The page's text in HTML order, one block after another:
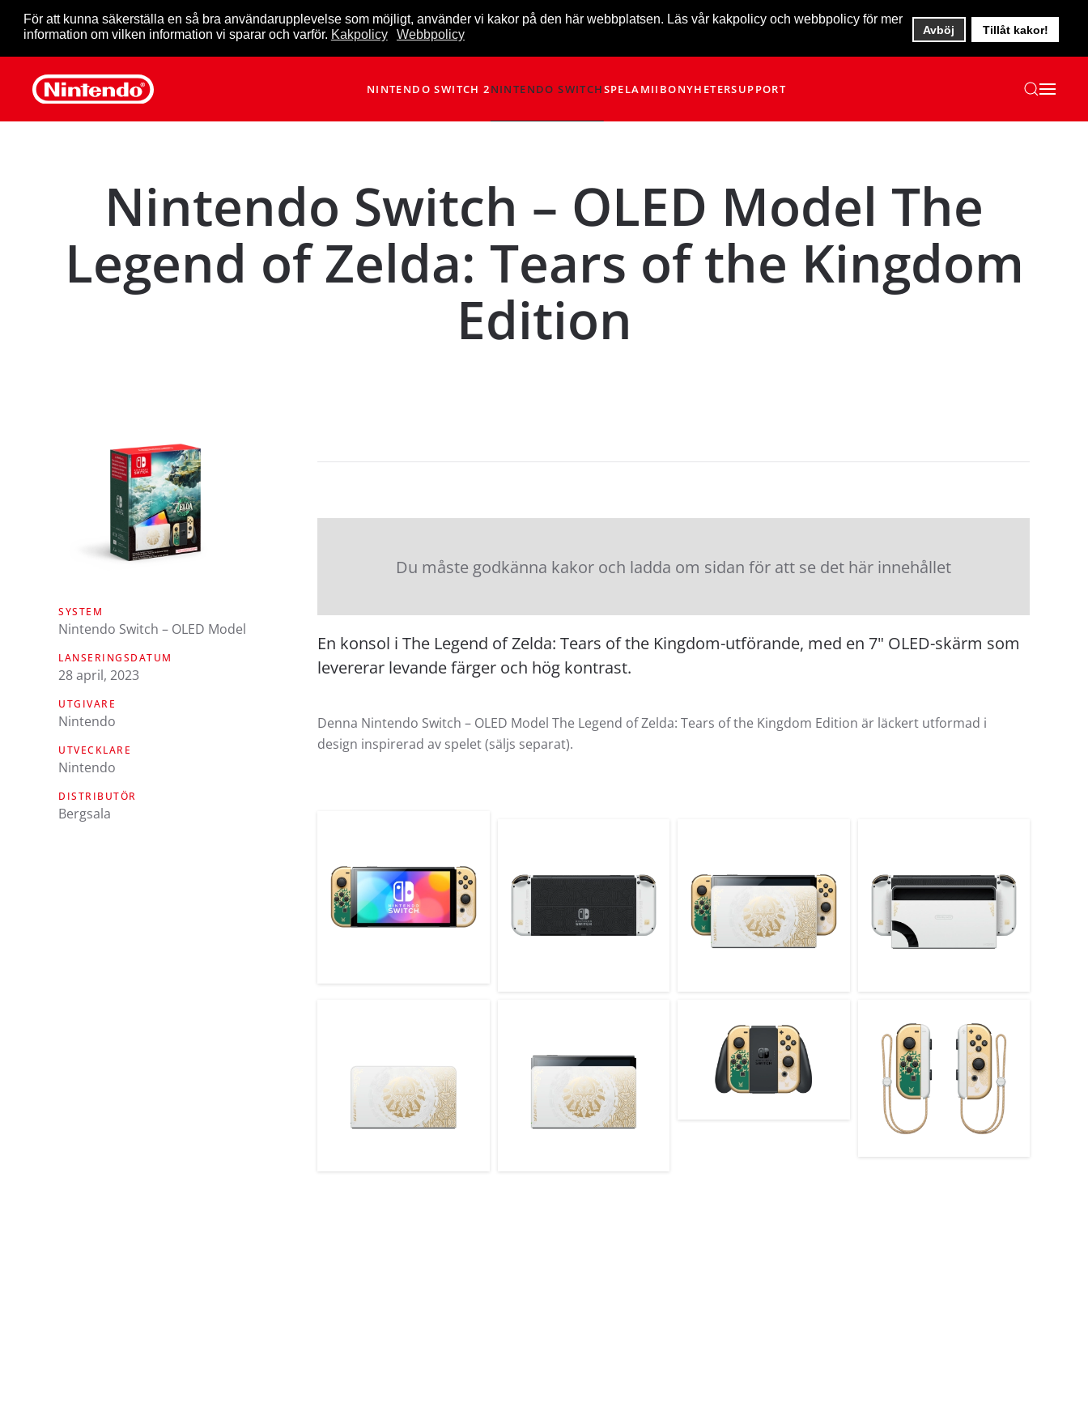
För att kunna säkerställa en så bra användarupplevelse som möjligt, använder vi kakor på den här webbplatsen. Läs vår kakpolicy och webbpolicy för mer
information om vilken information vi sparar och varför. Kakpolicy Webbpolicy Avböj Tillåt kakor!
Skip to main content
NINTENDO SWITCH 2NINTENDO SWITCHSPELAMIIBONYHETERSUPPORT
Nintendo Switch – OLED Model The
Legend of Zelda: Tears of the Kingdom
Edition
SYSTEM
Nintendo Switch – OLED Model
LANSERINGSDATUM
28 april, 2023
UTGIVARE
Nintendo
UTVECKLARE
Nintendo
DISTRIBUTÖR
Bergsala
Du måste godkänna kakor och ladda om sidan för att se det här innehållet
En konsol i The Legend of Zelda: Tears of the Kingdom-utförande, med en 7" OLED-skärm som
levererar levande färger och hög kontrast.
Denna Nintendo Switch – OLED Model The Legend of Zelda: Tears of the Kingdom Edition är läckert utformad i
design inspirerad av spelet (säljs separat).